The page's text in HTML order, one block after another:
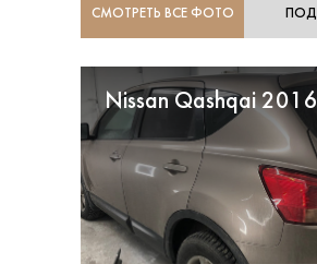
СМОТРЕТЬ ВСЕ ФОТО
Nissan Qashqai 2016